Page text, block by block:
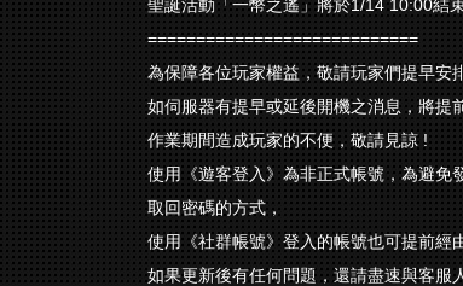
聖誕活動「一幣之遙」將於1/14 10:00結
============================
為保障各位玩家權益，敬請玩家們提早安
如伺服器有提早或延後開機之消息，將提
作業期間造成玩家的不便，敬請見諒 !
使用《遊客登入》為非正式帳號，為避
取回密碼的方式，
使用《社群帳號》登入的帳號也可提前
如果更新後有任何問題，還請盡速與客服